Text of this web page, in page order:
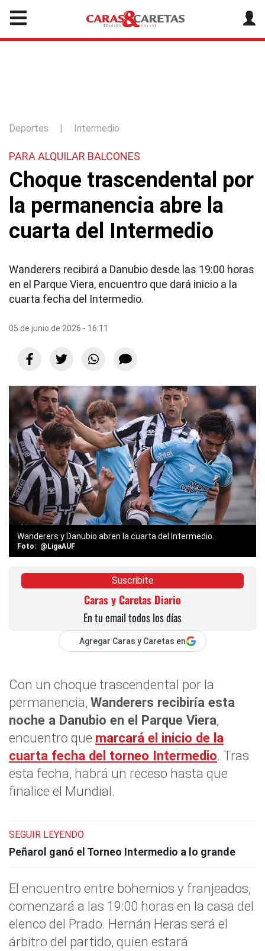
Deportes | Intermedio
PARA ALQUILAR BALCONES
Choque trascendental por
la permanencia abre la
cuarta del Intermedio
Wanderers recibirá a Danubio desde las 19:00 horas
en el Parque Viera, encuentro que dará inicio a la
cuarta fecha del Intermedio.
05 de junio de 2026 - 16:11
Wanderers y Danubio abren la cuarta del Intermedio.
@LigaAUF
Suscribite
Caras y Caretas Diario
En tu email todos los días
Agregar Caras y Caretas en
Con un choque trascendental por la
permanencia, Wanderers recibiría esta
noche a Danubio en el Parque Viera,
encuentro que marcará el inicio de la
cuarta fecha del torneo Intermedio. Tras
esta fecha, habrá un receso hasta que
finalice el Mundial.
SEGUIR LEYENDO
Peñarol ganó el Torneo Intermedio a lo grande
El encuentro entre bohemios y franjeados,
comenzará a las 19:00 horas en la casa del
elenco del Prado. Hernán Heras será el
árbitro del partido, quien estará